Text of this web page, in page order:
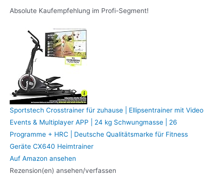
Absolute Kaufempfehlung im Profi-Segment!
Sportstech Crosstrainer für zuhause | Ellipsentrainer mit Video
Events & Multiplayer APP | 24 kg Schwungmasse | 26
Programme + HRC | Deutsche Qualitätsmarke für Fitness
Geräte CX640 Heimtrainer
Auf Amazon ansehen
Rezension(en) ansehen/verfassen